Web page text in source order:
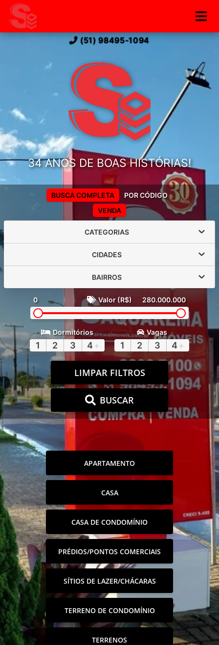
(51) 98495-1094
34 ANOS DE BOAS HISTÓRIAS!
VENDA
BUSCA COMPLETA POR CÓDIGO
CATEGORIAS
CIDADES
BAIRROS
0 Valor (R$) 280.000.000
Dormitórios
1 2 3 4 +
Vagas
1 2 3 4 +
LIMPAR FILTROS
BUSCAR
APARTAMENTO
CASA
CASA DE CONDOMÍNIO
PRÉDIOS/PONTOS COMERCIAIS
SÍTIOS DE LAZER/CHÁCARAS
TERRENO DE CONDOMÍNIO
TERRENOS